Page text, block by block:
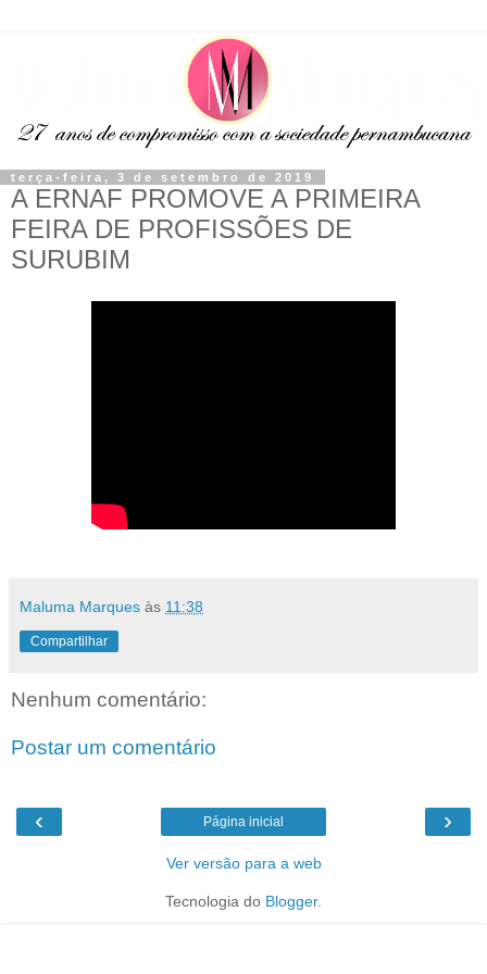
terça-feira, 3 de setembro de 2019
A ERNAF PROMOVE A PRIMEIRA
FEIRA DE PROFISSÕES DE
SURUBIM
Maluma Marques às 11:38
Compartilhar
Nenhum comentário:
Postar um comentário
‹ ›
Página inicial
Ver versão para a web
Tecnologia do Blogger.